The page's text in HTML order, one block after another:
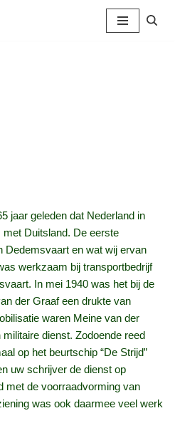
jaar geleden dat Nederland in
Duitsland. De eerste
Dedemsvaart en wat wij ervan
werkzaam bij transportbedrijf
In mei 1940 was het bij de
der Graaf een drukte van
waren Meine van der
dienst. Zodoende reed
op het beurtschip “De Strijd”
uw schrijver de dienst op
met de voorraadvorming van
was ook daarmee veel werk